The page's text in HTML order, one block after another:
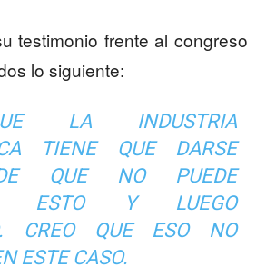
testimonio frente al congreso
lo siguiente:
LA INDUSTRIA
TIENE QUE DARSE
QUE NO PUEDE
ESTO Y LUEGO
CREO QUE ESO NO
ESTE CASO.